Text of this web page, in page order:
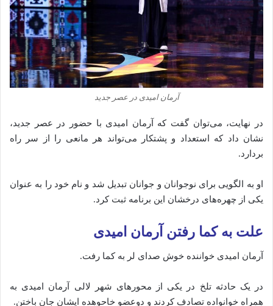
آرمان امیدی در عصر جدید
در نهایت، می‌توان گفت که آرمان امیدی با حضور در عصر جدید،
نشان داد که استعداد و پشتکار می‌تواند هر مانعی را از سر راه
بردارد.
او به الگویی برای نوجوانان و جوانان تبدیل شد و نام خود را به عنوان
یکی از چهره‌های درخشان این برنامه ثبت کرد.
علت به کما رفتن آرمان امیدی
آرمان امیدی خواننده خوش صدای لر به کما رفت.
در یک حادثه تلخ در یکی از محورهای شهر لالی آرمان امیدی به
همراه خوانواده تصادف کردند و دوعضو خاحوهده ایشان جان باختن.